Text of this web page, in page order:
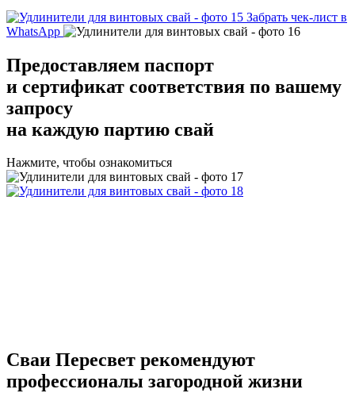
Забрать чек-лист в
WhatsApp
Предоставляем паспорт
и сертификат соответствия по вашему
запросу
на каждую партию свай
Нажмите, чтобы ознакомиться
Сваи Пересвет рекомендуют
профессионалы загородной жизни